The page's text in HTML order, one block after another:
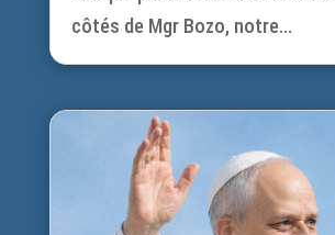
côtés de Mgr Bozo, notre...